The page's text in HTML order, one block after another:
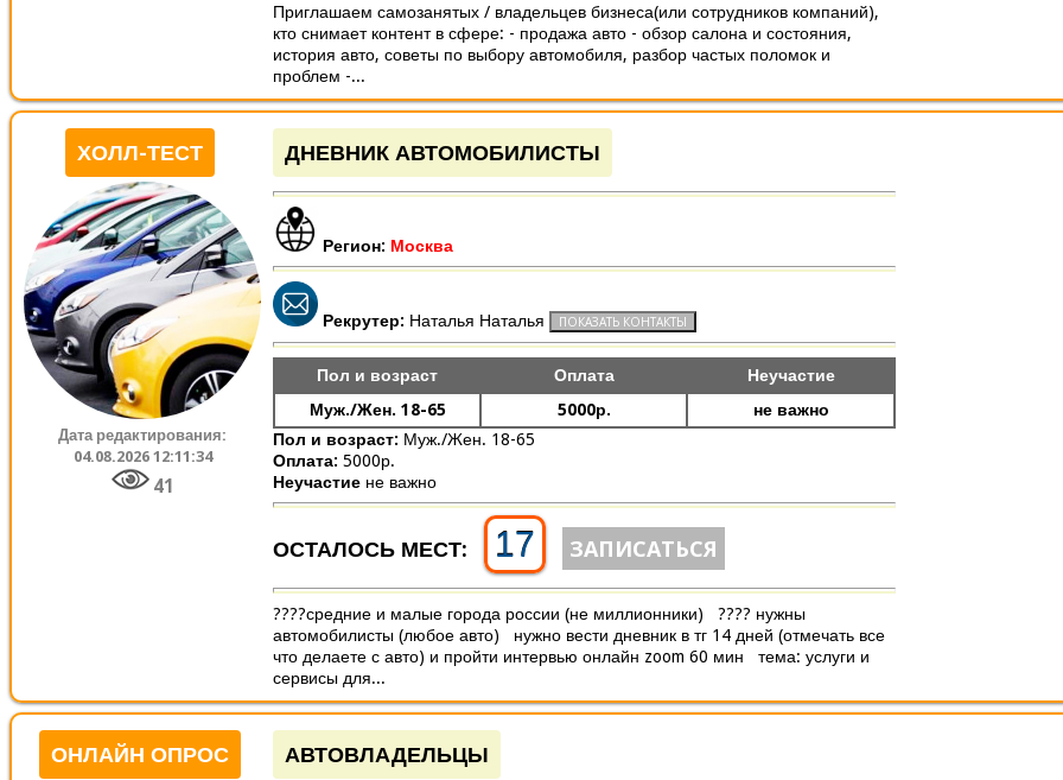
Приглашаем самозанятых / владельцев бизнеса(или сотрудников компаний),
кто снимает контент в сфере: - продажа авто - обзор салона и состояния,
история авто, советы по выбору автомобиля, разбор частых поломок и
проблем -...
ХОЛЛ-ТЕСТ
Дата редактирования:
04.08.2026 12:11:34
41
ДНЕВНИК АВТОМОБИЛИСТЫ
Регион: Москва
Рекрутер: Наталья Наталья
Пол и возраст Оплата
Неучастие
Муж./Жен. 18-65
5000р.
не важно
Пол и возраст: Муж./Жен. 18-65
Оплата: 5000р.
Неучастие не важно
ОСТАЛОСЬ МЕСТ: 17 ЗАПИСАТЬСЯ
????средние и малые города россии (не миллионники) ???? нужны
автомобилисты (любое авто) нужно вести дневник в тг 14 дней (отмечать все
что делаете с авто) и пройти интервью онлайн zoom 60 мин тема: услуги и
сервисы для...
ОНЛАЙН ОПРОС АВТОВЛАДЕЛЬЦЫ